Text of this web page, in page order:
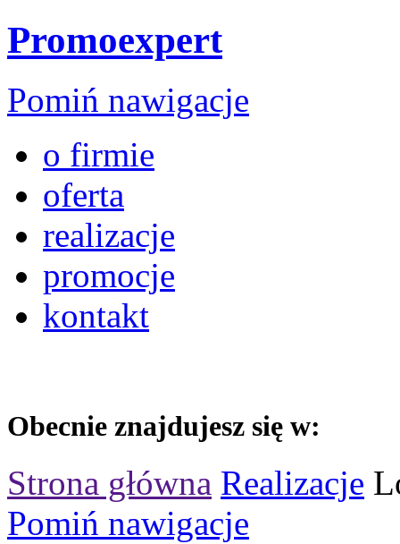
Promoexpert
Pomiń nawigacje
o firmie
oferta
realizacje
promocje
kontakt
Obecnie znajdujesz się w:
Strona główna Realizacje
Pomiń nawigacje